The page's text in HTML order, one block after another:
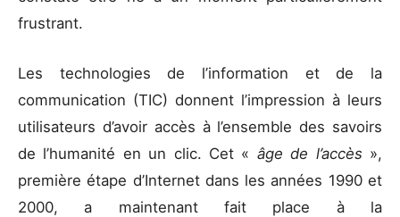
frustrant.
Les technologies de l’information et de la
communication (TIC) donnent l’impression à leurs
utilisateurs d’avoir accès à l’ensemble des savoirs
de l’humanité en un clic. Cet « âge de l’accès »,
première étape d’Internet dans les années 1990 et
2000, a maintenant fait place à la